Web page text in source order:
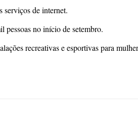
serviços de internet.
pessoas no início de setembro.
recreativas e esportivas para